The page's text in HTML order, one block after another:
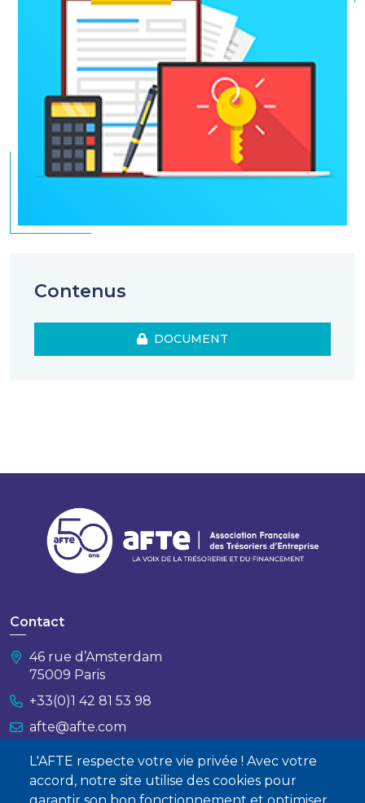
L'AFTE respecte votre vie privée ! Avec votre
accord, notre site utilise des cookies pour
Contenus
DOCUMENT
Contact
46 rue d’Amsterdam
75009 Paris
+33(0)1 42 81 53 98
afte@afte.com
Nous contacter